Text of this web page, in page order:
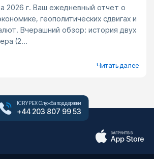
2026 г. Ваш ежедневный отчет о
геополитических сдвигах и
Вчерашний обзор: история двух
(2...
Читать далее
ICRYPEX Служба поддержки
+44 203 807 99 53